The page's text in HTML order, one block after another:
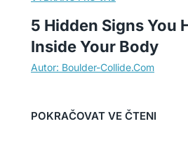
5 Hidden Signs You
Inside Your Body